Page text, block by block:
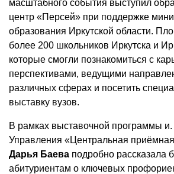
масштабного события выступил
центр «Персей» при поддержке
образования Иркутской области.
более 200 школьников Иркутска и
которые смогли познакомиться с
перспективами, ведущими
различных сферах и посетить
выставку вузов.
В рамках выставочной программы и.
Управления «Центральная
Дарья Баева подробно рассказала
абитуриентам о ключевых